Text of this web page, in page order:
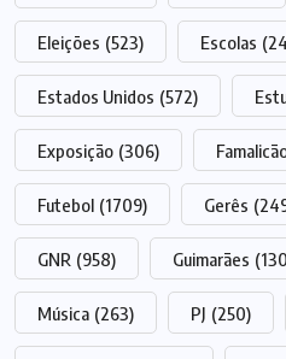
Eleições (523) Escolas
Estados Unidos (572)
Exposição (306)
Futebol (1709) Gerês
GNR (958) Guimarães
Música (263) PJ (250)